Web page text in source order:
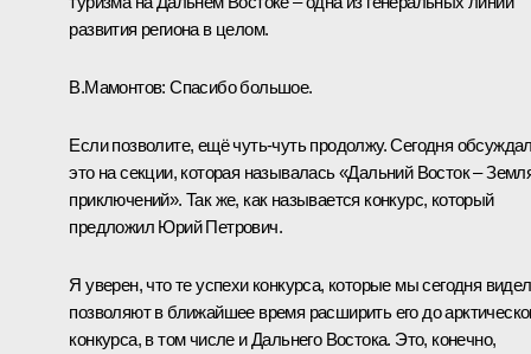
развития региона в целом.
В.Мамонтов: Спасибо большое.
Если позволите, ещё чуть-чуть продолжу. Сегодня
это на секции, которая называлась «Дальний Восток –
приключений». Так же, как называется конкурс, который
предложил Юрий Петрович.
Я уверен, что те успехи конкурса, которые мы сегодня
позволяют в ближайшее время расширить его до
конкурса, в том числе и Дальнего Востока. Это, конечно,